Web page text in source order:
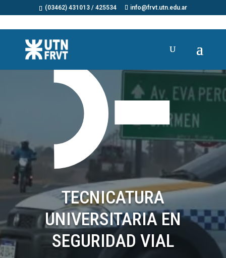
(03462) 431013 / 425534 info@frvt.utn.edu.ar
TECNICATURA
UNIVERSITARIA EN
SEGURIDAD VIAL